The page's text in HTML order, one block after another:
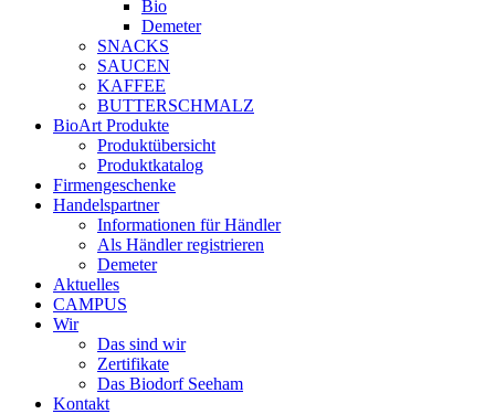
Bio
Demeter
SNACKS
SAUCEN
KAFFEE
BUTTERSCHMALZ
BioArt Produkte
Produktübersicht
Produktkatalog
Firmengeschenke
Handelspartner
Informationen für Händler
Als Händler registrieren
Demeter
Aktuelles
CAMPUS
Wir
Das sind wir
Zertifikate
Das Biodorf Seeham
Kontakt